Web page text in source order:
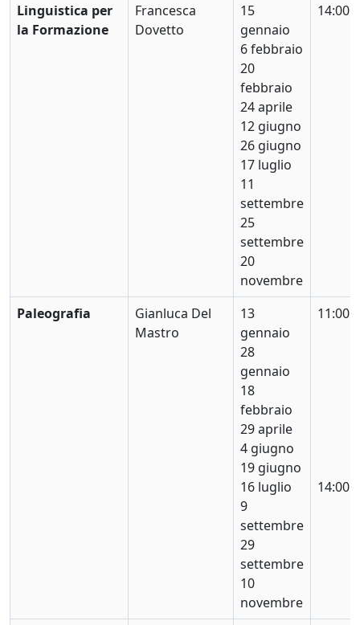
Linguistica per
la Formazione
Francesca
Dovetto
15
gennaio
6 febbraio
20
febbraio
24 aprile
12 giugno
26 giugno
17 luglio
11
settembre
25
settembre
20
novembre
14:00
Paleografia
Gianluca Del
Mastro
13
gennaio
28
gennaio
18
febbraio
29 aprile
4 giugno
19 giugno
16 luglio
9
settembre
29
settembre
10
novembre
11:00
14:00